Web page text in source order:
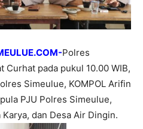
Polres
Curhat pada pukul 10.00 WIB,
Simeulue, KOMPOL Arifin
PJU Polres Simeulue,
dan Desa Air Dingin.